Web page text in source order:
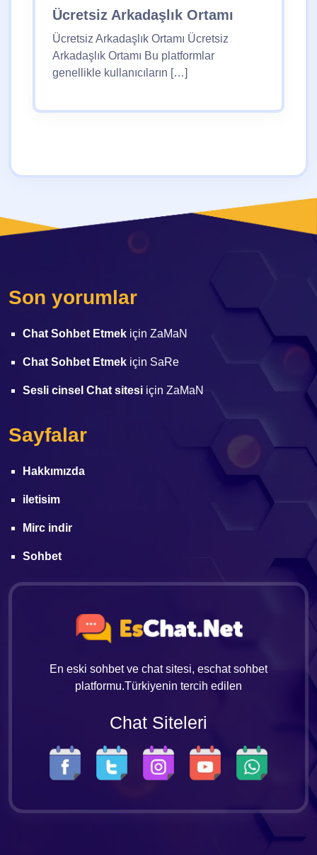
Ücretsiz Arkadaşlık Ortamı
Ücretsiz Arkadaşlık Ortamı Ücretsiz
Arkadaşlık Ortamı Bu platformlar
genellikle kullanıcıların […]
Son yorumlar
Chat Sohbet Etmek için ZaMaN
Chat Sohbet Etmek için SaRe
Sesli cinsel Chat sitesi için ZaMaN
En eski sohbet ve chat sitesi, eschat sohbet
platformu.Türkiyenin tercih edilen
Chat Siteleri
Sayfalar
Hakkımızda
iletisim
Mirc indir
Sohbet